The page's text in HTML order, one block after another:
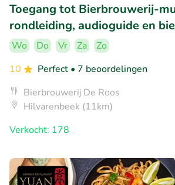
Toegang tot Bierbrouwerij-
rondleiding, audioguide en
Wo Do Vr Za
Zo
10
Perfect • 7 beoordelingen
Bierbrouwerij De Roos
Hilvarenbeek (11km)
Verkocht: 178